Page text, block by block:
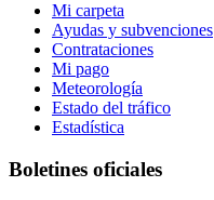
Mi carpeta
Ayudas y subvenciones
Contrataciones
Mi pago
Meteorología
Estado del tráfico
Estadística
Boletines oficiales